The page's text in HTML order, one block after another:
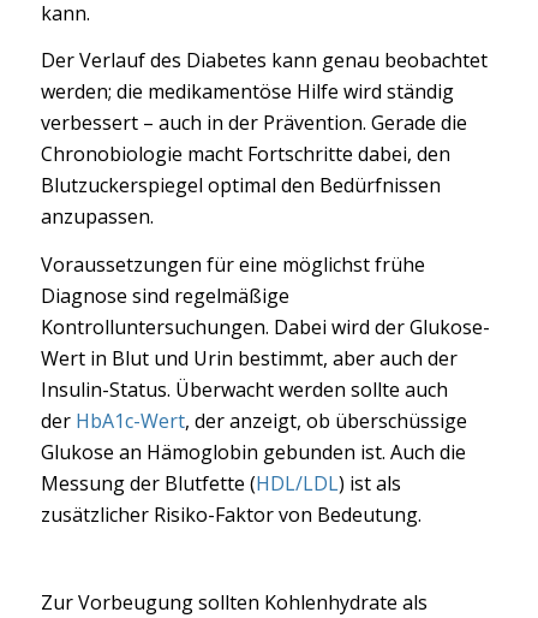
kann.
Der Verlauf des Diabetes kann genau beobachtet
werden; die medikamentöse Hilfe wird ständig
verbessert – auch in der Prävention. Gerade die
Chronobiologie macht Fortschritte dabei, den
Blutzuckerspiegel optimal den Bedürfnissen
anzupassen.
Voraussetzungen für eine möglichst frühe
Diagnose sind regelmäßige
Kontrolluntersuchungen. Dabei wird der Glukose-
Wert in Blut und Urin bestimmt, aber auch der
Insulin-Status. Überwacht werden sollte auch
der HbA1c-Wert, der anzeigt, ob überschüssige
Glukose an Hämoglobin gebunden ist. Auch die
Messung der Blutfette (HDL/LDL) ist als
zusätzlicher Risiko-Faktor von Bedeutung.
Zur Vorbeugung sollten Kohlenhydrate als